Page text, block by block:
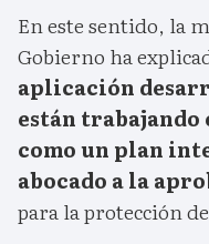
En este sentido, la
Gobierno ha
aplicación
están
como un plan
abocado a la
para la protección